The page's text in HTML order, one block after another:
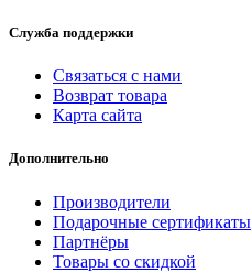
Служба поддержки
Связаться с нами
Возврат товара
Карта сайта
Дополнительно
Производители
Подарочные сертификаты
Партнёры
Товары со скидкой